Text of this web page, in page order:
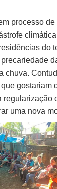
processo
do
chuva.
gostariam
regularização
uma nova